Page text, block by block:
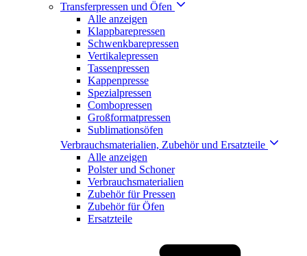
Transferpressen und Öfen
Alle anzeigen
Klappbarepressen
Schwenkbarepressen
Vertikalepressen
Tassenpressen
Kappenpresse
Spezialpressen
Combopressen
Großformatpressen
Sublimationsöfen
Verbrauchsmaterialien, Zubehör und Ersatzteile
Alle anzeigen
Polster und Schoner
Verbrauchsmaterialien
Zubehör für Pressen
Zubehör für Öfen
Ersatzteile